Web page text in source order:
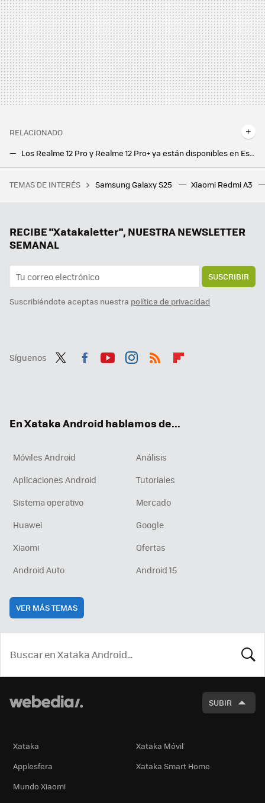
RELACIONADO
Los Realme 12 Pro y Realme 12 Pro+ ya están disponibles en España con oferta de lanzamiento
Si algún día te roban el iPhone, es importante tener este ajuste activado: puede impedir que vacíen tu cuenta bancaria
TEMAS DE INTERÉS Samsung Galaxy S25 Xiaomi Redmi A3
RECIBE "Xatakaletter", NUESTRA NEWSLETTER
SEMANAL
SUSCRIBIR
Suscribiéndote aceptas nuestra política de privacidad
Síguenos
En Xataka Android hablamos de...
Móviles Android
Análisis
Aplicaciones Android
Tutoriales
Sistema operativo
Mercado
Huawei
Google
Xiaomi
Ofertas
Android Auto
Android 15
VER MÁS TEMAS
SUBIR
Xataka
Xataka Móvil
Applesfera
Xataka Smart Home
Mundo Xiaomi